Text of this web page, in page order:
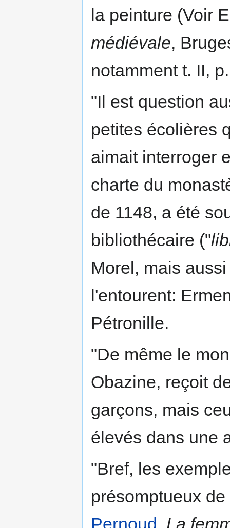
la peinture (Voir
médiévale,
notamment t. II,
"Il est question
petites écolières
aimait interroger
charte du
de 1148, a été
bibliothécaire ("
Morel, mais
l'entourent:
Pétronille.
"De même le
Obazine, reçoit
garçons, mais
élevés dans une
"Bref, les
présomptueux
Pernoud, La